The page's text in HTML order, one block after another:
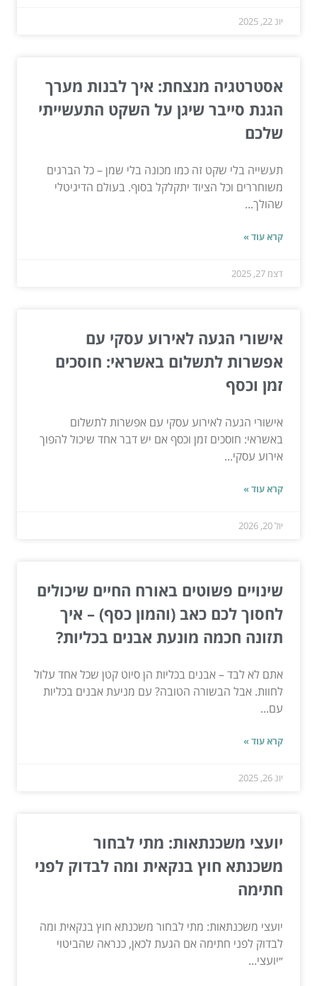
יונ 22, 2025
אסטרטגיה מנצחת: איך לבנות מערך
הגנת סייבר שיגן על השקט התעשייתי
שלכם
תעשייה בלי שקט זה כמו מכונה בלי שמן – כל הברגים
משוחררים וכל הציוד יתקלקל בסוף. בעולם הדיגיטלי
שהולך...
קרא עוד »
דצמ 27, 2025
אישורי הגעה לאירוע עסקי עם
אפשרות לתשלום באשראי: חוסכים
זמן וכסף
אישורי הגעה לאירוע עסקי עם אפשרות לתשלום
באשראי: חוסכים זמן וכסף אם יש דבר אחד שיכול להפוך
אירוע עסקי...
קרא עוד »
יול 20, 2026
שינויים פשוטים באורח החיים שיכולים
לחסוך לכם כאב (והמון כסף) – איך
תזונה חכמה מונעת אבנים בכליות?
אתם לא לבד – אבנים בכליות הן סיוט קטן שכל אחד עלול
לחוות. אבל הבשורה הטובה? עם מניעת אבנים בכליות
עם...
קרא עוד »
יונ 26, 2025
יועצי משכנתאות: מתי לבחור
משכנתא חוץ בנקאית ומה לבדוק לפני
חתימה
יועצי משכנתאות: מתי לבחור משכנתא חוץ בנקאית ומה
לבדוק לפני חתימה אם הגעת לכאן, כנראה שהביטוי
״יועצי...